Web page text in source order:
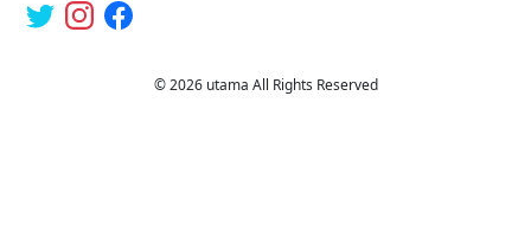
© 2026 utama All Rights Reserved